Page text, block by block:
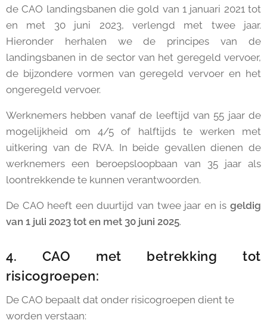
de CAO landingsbanen die gold van 1 januari 2021 tot
en met 30 juni 2023, verlengd met twee jaar.
Hieronder herhalen we de principes van de
landingsbanen in de sector van het geregeld vervoer,
de bijzondere vormen van geregeld vervoer en het
ongeregeld vervoer.
Werknemers hebben vanaf de leeftijd van 55 jaar de
mogelijkheid om 4/5 of halftijds te werken met
uitkering van de RVA. In beide gevallen dienen de
werknemers een beroepsloopbaan van 35 jaar als
loontrekkende te kunnen verantwoorden.
De CAO heeft een duurtijd van twee jaar en is geldig
van 1 juli 2023 tot en met 30 juni 2025.
4. CAO met betrekking tot
risicogroepen:
De CAO bepaalt dat onder risicogroepen dient te
worden verstaan: